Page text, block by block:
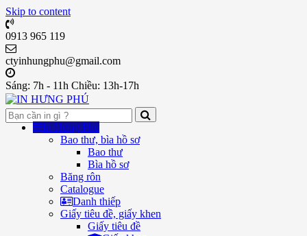
Skip to content
0913 965 119
ctyinhungphu@gmail.com
Sáng: 7h - 11h Chiều: 13h-17h
In Hưng Phú
Bao thư, bìa hồ sơ
Bao thư
Bìa hồ sơ
Băng rôn
Catalogue
Danh thiếp
Giấy tiêu đề, giấy khen
Giấy tiêu đề